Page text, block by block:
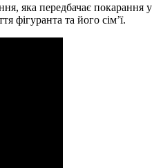
яка передбачає
фігуранта та його сім’ї.